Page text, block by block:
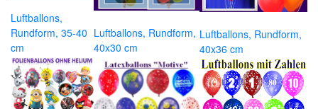
Luftballons,
Rundform, 35-40
cm
Luftballons, Rundform,
40x30 cm
Luftballons, Rundform,
40x36 cm